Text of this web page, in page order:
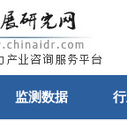
监测数据